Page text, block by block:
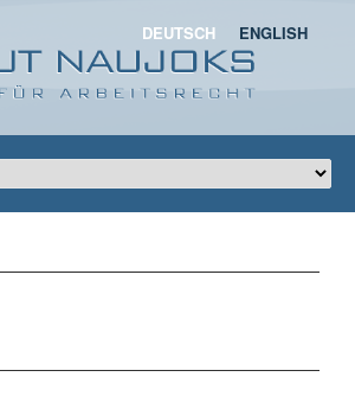
DEUTSCH ENGLISH